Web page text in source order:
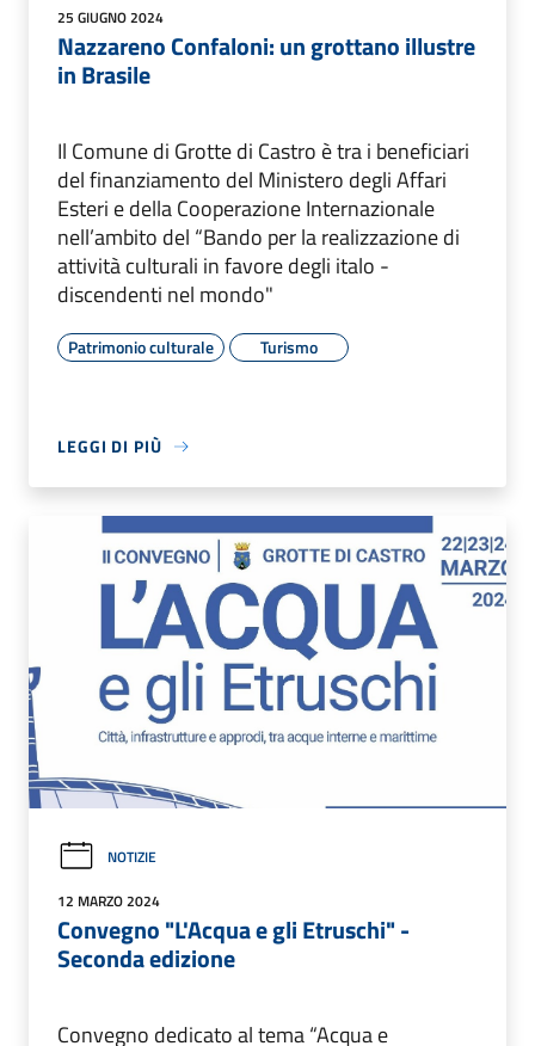
25 GIUGNO 2024
Nazzareno Confaloni: un grottano illustre
in Brasile
Il Comune di Grotte di Castro è tra i beneficiari
del finanziamento del Ministero degli Affari
Esteri e della Cooperazione Internazionale
nell’ambito del “Bando per la realizzazione di
attività culturali in favore degli italo -
discendenti nel mondo"
Patrimonio culturale Turismo
LEGGI DI PIÙ
NOTIZIE
12 MARZO 2024
Convegno "L'Acqua e gli Etruschi" -
Seconda edizione
Convegno dedicato al tema “Acqua e